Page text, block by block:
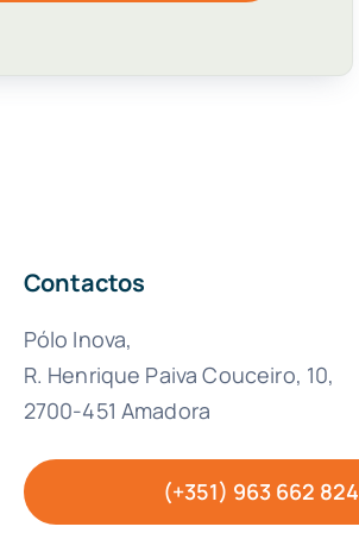
Contactos
Pólo Inova,
R. Henrique Paiva Couceiro, 10,
2700-451 Amadora
(+351) 963 662 824